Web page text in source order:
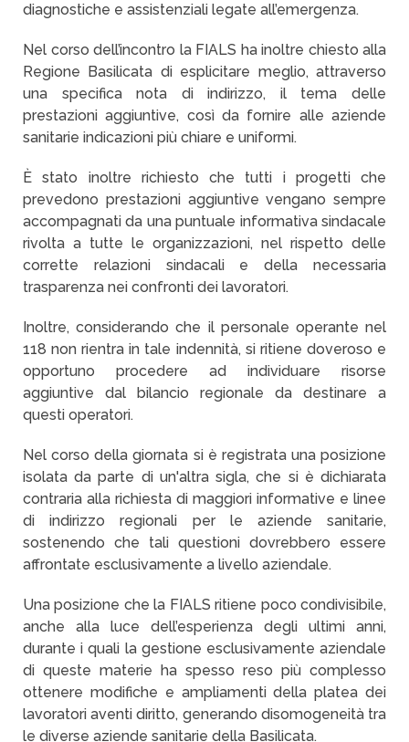
diagnostiche e assistenziali legate all’emergenza.
Nel corso dell’incontro la FIALS ha inoltre chiesto alla
Regione Basilicata di esplicitare meglio, attraverso
una specifica nota di indirizzo, il tema delle
prestazioni aggiuntive, così da fornire alle aziende
sanitarie indicazioni più chiare e uniformi.
È stato inoltre richiesto che tutti i progetti che
prevedono prestazioni aggiuntive vengano sempre
accompagnati da una puntuale informativa sindacale
rivolta a tutte le organizzazioni, nel rispetto delle
corrette relazioni sindacali e della necessaria
trasparenza nei confronti dei lavoratori.
Inoltre, considerando che il personale operante nel
118 non rientra in tale indennità, si ritiene doveroso e
opportuno procedere ad individuare risorse
aggiuntive dal bilancio regionale da destinare a
questi operatori.
Nel corso della giornata si è registrata una posizione
isolata da parte di un'altra sigla, che si è dichiarata
contraria alla richiesta di maggiori informative e linee
di indirizzo regionali per le aziende sanitarie,
sostenendo che tali questioni dovrebbero essere
affrontate esclusivamente a livello aziendale.
Una posizione che la FIALS ritiene poco condivisibile,
anche alla luce dell’esperienza degli ultimi anni,
durante i quali la gestione esclusivamente aziendale
di queste materie ha spesso reso più complesso
ottenere modifiche e ampliamenti della platea dei
lavoratori aventi diritto, generando disomogeneità tra
le diverse aziende sanitarie della Basilicata.